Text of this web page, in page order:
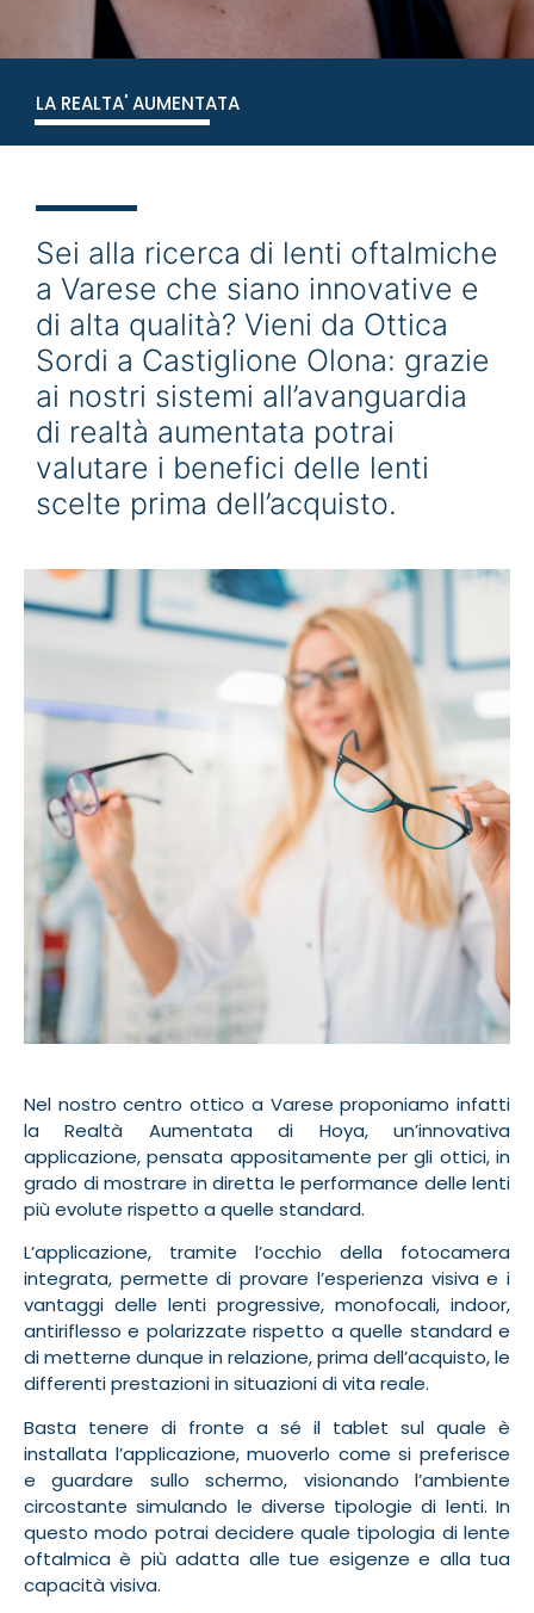
LA REALTA' AUMENTATA
Sei alla ricerca di lenti oftalmiche
a Varese che siano innovative e
di alta qualità? Vieni da Ottica
Sordi a Castiglione Olona: grazie
ai nostri sistemi all’avanguardia
di realtà aumentata potrai
valutare i benefici delle lenti
scelte prima dell’acquisto.
Nel nostro centro ottico a Varese proponiamo infatti
la Realtà Aumentata di Hoya, un’innovativa
applicazione, pensata appositamente per gli ottici, in
grado di mostrare in diretta le performance delle lenti
più evolute rispetto a quelle standard.
L’applicazione, tramite l’occhio della fotocamera
integrata, permette di provare l’esperienza visiva e i
vantaggi delle lenti progressive, monofocali, indoor,
antiriflesso e polarizzate rispetto a quelle standard e
di metterne dunque in relazione, prima dell’acquisto, le
differenti prestazioni in situazioni di vita reale.
Basta tenere di fronte a sé il tablet sul quale è
installata l’applicazione, muoverlo come si preferisce
e guardare sullo schermo, visionando l’ambiente
circostante simulando le diverse tipologie di lenti. In
questo modo potrai decidere quale tipologia di lente
oftalmica è più adatta alle tue esigenze e alla tua
capacità visiva.